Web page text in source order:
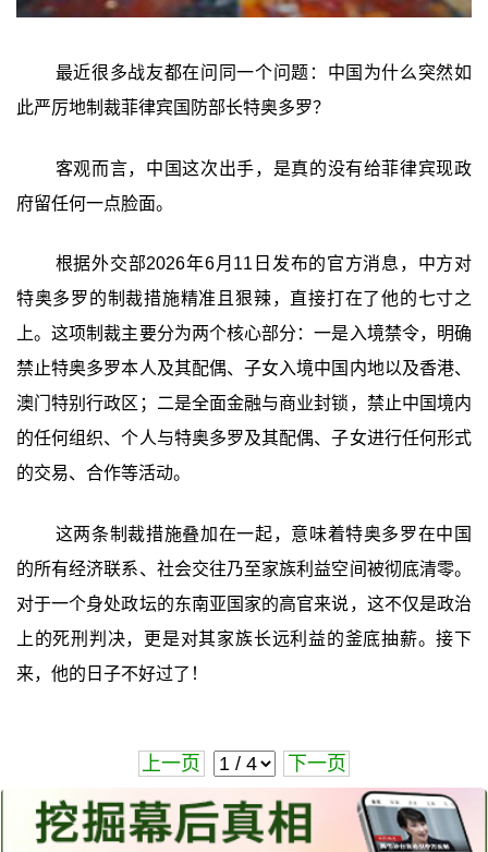
最近很多战友都在问同一个问题：中国为什么突然如
此严厉地制裁菲律宾国防部长特奥多罗？
客观而言，中国这次出手，是真的没有给菲律宾现政
府留任何一点脸面。
根据外交部2026年6月11日发布的官方消息，中方对
特奥多罗的制裁措施精准且狠辣，直接打在了他的七寸之
上。这项制裁主要分为两个核心部分：一是入境禁令，明确
禁止特奥多罗本人及其配偶、子女入境中国内地以及香港、
澳门特别行政区；二是全面金融与商业封锁，禁止中国境内
的任何组织、个人与特奥多罗及其配偶、子女进行任何形式
的交易、合作等活动。
这两条制裁措施叠加在一起，意味着特奥多罗在中国
的所有经济联系、社会交往乃至家族利益空间被彻底清零。
对于一个身处政坛的东南亚国家的高官来说，这不仅是政治
上的死刑判决，更是对其家族长远利益的釜底抽薪。接下
来，他的日子不好过了！
上一页 下一页